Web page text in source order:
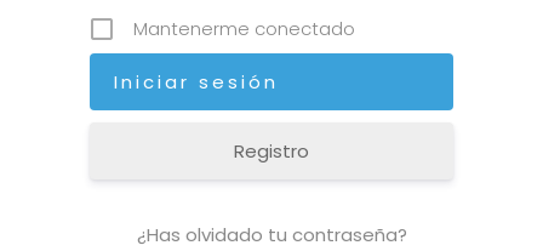
Mantenerme conectado
Registro
¿Has olvidado tu contraseña?